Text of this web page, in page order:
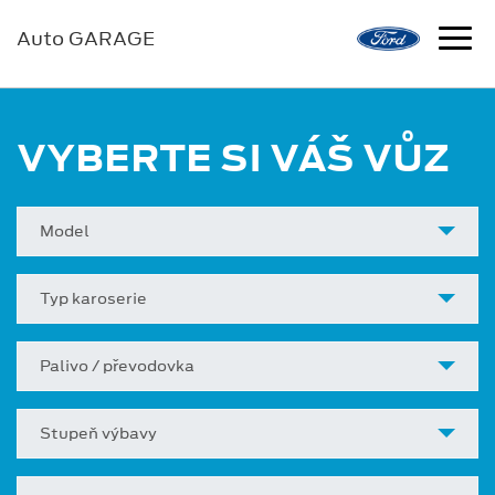
Auto GARAGE
VYBERTE SI VÁŠ VŮZ
Model
Typ karoserie
Palivo / převodovka
Stupeň výbavy